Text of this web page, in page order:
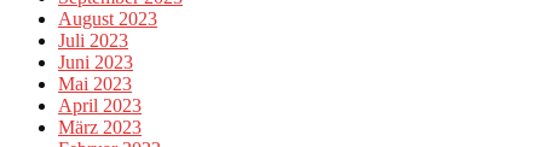
August 2023
Juli 2023
Juni 2023
Mai 2023
April 2023
März 2023